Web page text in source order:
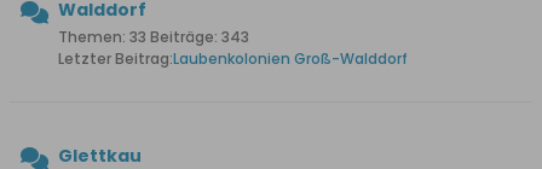
Walddorf
Themen: 33 Beiträge: 343
Letzter Beitrag:Laubenkolonien Groß-Walddorf
Glettkau